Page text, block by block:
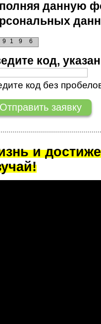
данную
9 1 9 6
код,
код без
и